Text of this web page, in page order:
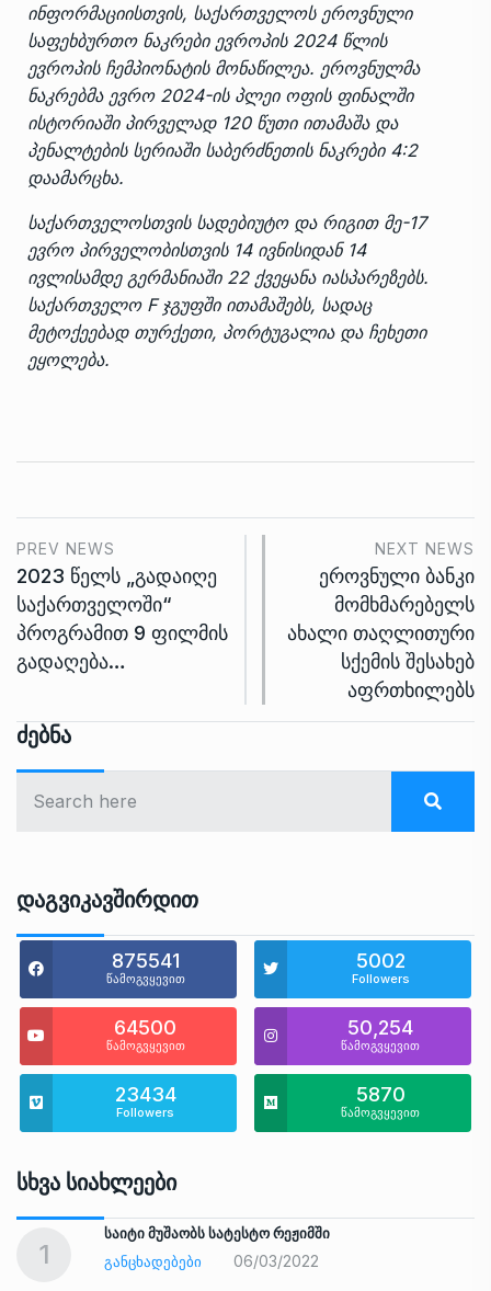
ინფორმაციისთვის, საქართველოს ეროვნული
საფეხბურთო ნაკრები ევროპის 2024 წლის
ევროპის ჩემპიონატის მონაწილეა. ეროვნულმა
ნაკრებმა ევრო 2024-ის პლეი ოფის ფინალში
ისტორიაში პირველად 120 წუთი ითამაშა და
პენალტების სერიაში საბერძნეთის ნაკრები 4:2
დაამარცხა.
საქართველოსთვის სადებიუტო და რიგით მე-17
ევრო პირველობისთვის 14 ივნისიდან 14
ივლისამდე გერმანიაში 22 ქვეყანა იასპარეზებს.
საქართველო F ჯგუფში ითამაშებს, სადაც
მეტოქეებად თურქეთი, პორტუგალია და ჩეხეთი
ეყოლება.
PREV NEWS
2023 წელს „გადაიღე
საქართველოში“
პროგრამით 9 ფილმის
გადაღება…
NEXT NEWS
ეროვნული ბანკი
მომხმარებელს
ახალი თაღლითური
სქემის შესახებ
აფრთხილებს
Ძებნა
Დაგვიკავშირდით
875541
წამოგვყევით
5002
Followers
64500
წამოგვყევით
50,254
წამოგვყევით
23434
Followers
5870
წამოგვყევით
Სხვა Სიახლეები
1
საიტი მუშაობს სატესტო რეჟიმში
ᲒᲐᲜᲪᲮᲐᲓᲔᲑᲔᲑᲘ
06/03/2022